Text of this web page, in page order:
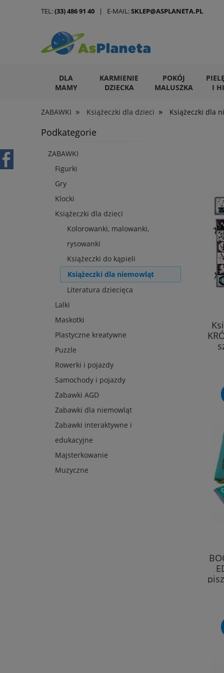
DLA
MAMY
KARMIENIE
DZIECKA
POKÓJ
MALUSZKA
I
ARTYKUŁY DLA ZWIERZĄT
ZABAWKI » Książeczki dla dzieci » Książeczki dla
TEL:(33) 486 91 40 | E-MAIL:SKLEP@ASPLANETA.PL
Podkategorie
ZABAWKI
Figurki
Gry
Klocki
Książeczki dla dzieci
Kolorowanki, malowanki,
rysowanki
Książeczki do kąpieli
Książeczki dla niemowląt
Literatura dziecięca
Lalki
Maskotki
Plastyczne kreatywne
Puzzle
Rowerki i pojazdy
Samochody i pojazdy
Zabawki AGD
Zabawki dla niemowląt
Zabawki interaktywne i
edukacyjne
Majsterkowanie
Muzyczne